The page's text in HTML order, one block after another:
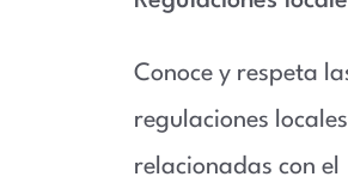
Conoce y respeta
regulaciones locales
relacionadas con el